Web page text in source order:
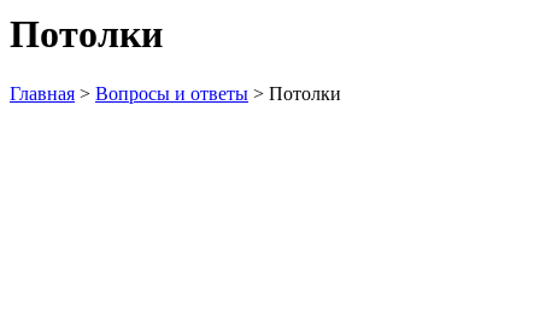
Потолки
Главная > Вопросы и ответы > Потолки